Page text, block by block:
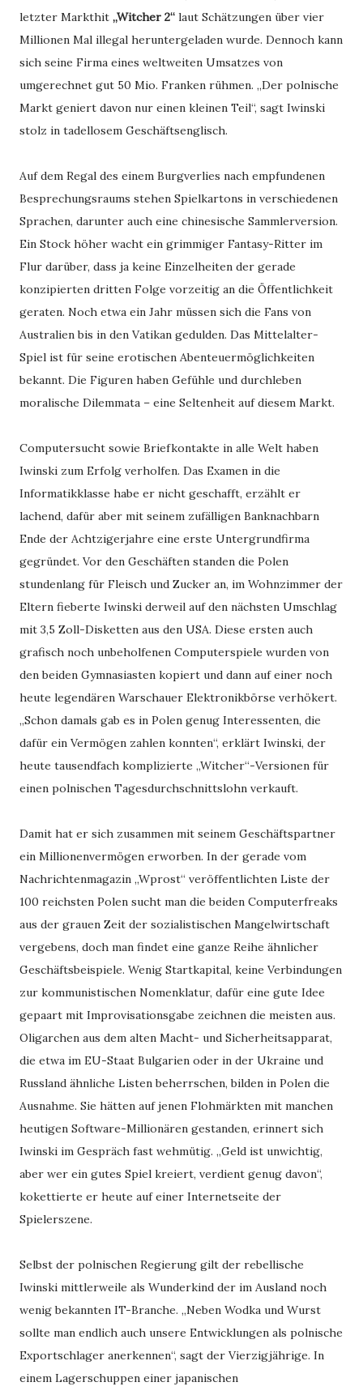
letzter Markthit „Witcher 2“ laut Schätzungen über vier
Millionen Mal illegal heruntergeladen wurde. Dennoch kann
sich seine Firma eines weltweiten Umsatzes von
umgerechnet gut 50 Mio. Franken rühmen. „Der polnische
Markt geniert davon nur einen kleinen Teil“, sagt Iwinski
stolz in tadellosem Geschäftsenglisch.
Auf dem Regal des einem Burgverlies nach empfundenen
Besprechungsraums stehen Spielkartons in verschiedenen
Sprachen, darunter auch eine chinesische Sammlerversion.
Ein Stock höher wacht ein grimmiger Fantasy-Ritter im
Flur darüber, dass ja keine Einzelheiten der gerade
konzipierten dritten Folge vorzeitig an die Öffentlichkeit
geraten. Noch etwa ein Jahr müssen sich die Fans von
Australien bis in den Vatikan gedulden. Das Mittelalter-
Spiel ist für seine erotischen Abenteuermöglichkeiten
bekannt. Die Figuren haben Gefühle und durchleben
moralische Dilemmata – eine Seltenheit auf diesem Markt.
Computersucht sowie Briefkontakte in alle Welt haben
Iwinski zum Erfolg verholfen. Das Examen in die
Informatikklasse habe er nicht geschafft, erzählt er
lachend, dafür aber mit seinem zufälligen Banknachbarn
Ende der Achtzigerjahre eine erste Untergrundfirma
gegründet. Vor den Geschäften standen die Polen
stundenlang für Fleisch und Zucker an, im Wohnzimmer der
Eltern fieberte Iwinski derweil auf den nächsten Umschlag
mit 3,5 Zoll-Disketten aus den USA. Diese ersten auch
grafisch noch unbeholfenen Computerspiele wurden von
den beiden Gymnasiasten kopiert und dann auf einer noch
heute legendären Warschauer Elektronikbörse verhökert.
„Schon damals gab es in Polen genug Interessenten, die
dafür ein Vermögen zahlen konnten“, erklärt Iwinski, der
heute tausendfach komplizierte „Witcher“-Versionen für
einen polnischen Tagesdurchschnittslohn verkauft.
Damit hat er sich zusammen mit seinem Geschäftspartner
ein Millionenvermögen erworben. In der gerade vom
Nachrichtenmagazin „Wprost“ veröffentlichten Liste der
100 reichsten Polen sucht man die beiden Computerfreaks
aus der grauen Zeit der sozialistischen Mangelwirtschaft
vergebens, doch man findet eine ganze Reihe ähnlicher
Geschäftsbeispiele. Wenig Startkapital, keine Verbindungen
zur kommunistischen Nomenklatur, dafür eine gute Idee
gepaart mit Improvisationsgabe zeichnen die meisten aus.
Oligarchen aus dem alten Macht- und Sicherheitsapparat,
die etwa im EU-Staat Bulgarien oder in der Ukraine und
Russland ähnliche Listen beherrschen, bilden in Polen die
Ausnahme. Sie hätten auf jenen Flohmärkten mit manchen
heutigen Software-Millionären gestanden, erinnert sich
Iwinski im Gespräch fast wehmütig. „Geld ist unwichtig,
aber wer ein gutes Spiel kreiert, verdient genug davon“,
kokettierte er heute auf einer Internetseite der
Spielerszene.
Selbst der polnischen Regierung gilt der rebellische
Iwinski mittlerweile als Wunderkind der im Ausland noch
wenig bekannten IT-Branche. „Neben Wodka und Wurst
sollte man endlich auch unsere Entwicklungen als polnische
Exportschlager anerkennen“, sagt der Vierzigjährige. In
einem Lagerschuppen einer japanischen